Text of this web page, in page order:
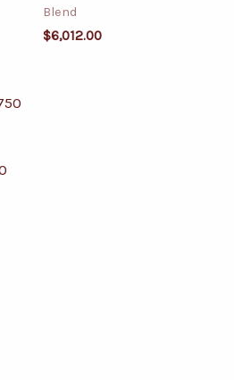
Blend
$6,012.00